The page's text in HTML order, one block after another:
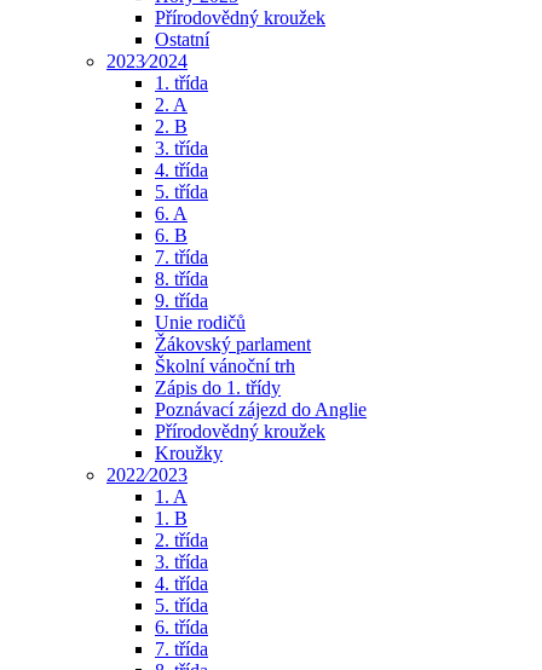
Přírodovědný kroužek
Ostatní
2023⁄2024
1. třída
2. A
2. B
3. třída
4. třída
5. třída
6. A
6. B
7. třída
8. třída
9. třída
Unie rodičů
Žákovský parlament
Školní vánoční trh
Zápis do 1. třídy
Poznávací zájezd do Anglie
Přírodovědný kroužek
Kroužky
2022⁄2023
1. A
1. B
2. třída
3. třída
4. třída
5. třída
6. třída
7. třída